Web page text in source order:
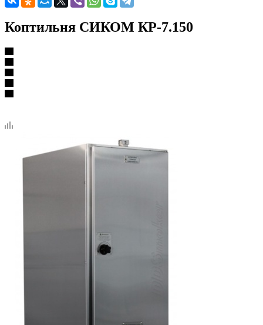
Коптильня СИКОМ КР-7.150